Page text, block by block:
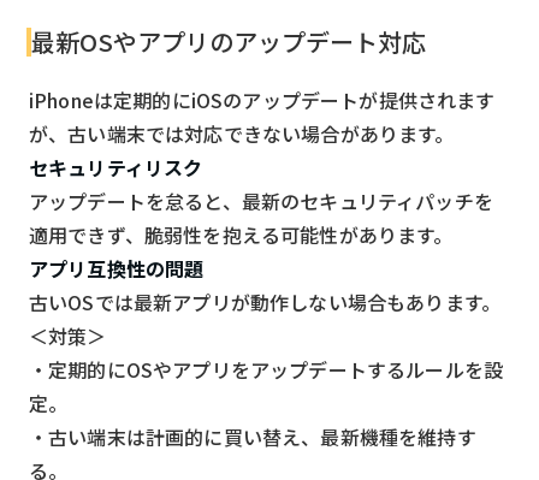
最新OSやアプリのアップデート対応
iPhoneは定期的にiOSのアップデートが提供されます
が、古い端末では対応できない場合があります。
セキュリティリスク
アップデートを怠ると、最新のセキュリティパッチを
適用できず、脆弱性を抱える可能性があります。
アプリ互換性の問題
古いOSでは最新アプリが動作しない場合もあります。
＜対策＞
・定期的にOSやアプリをアップデートするルールを設
定。
・古い端末は計画的に買い替え、最新機種を維持す
る。